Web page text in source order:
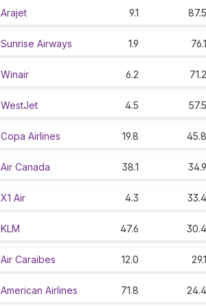
Arajet 9.1 87.5
Sunrise Airways 1.9 76.1
Winair 6.2 71.2
WestJet 4.5 57.5
Copa Airlines 19.8 45.8
Air Canada 38.1 34.9
X1 Air 4.3 33.4
KLM 47.6 30.4
Air Caraibes 12.0 29.1
American Airlines 71.8 24.4